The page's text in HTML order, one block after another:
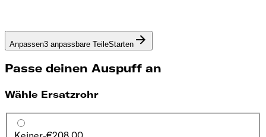
Anpassen3 anpassbare TeileStarten
Passe deinen Auspuff an
Wähle Ersatzrohr